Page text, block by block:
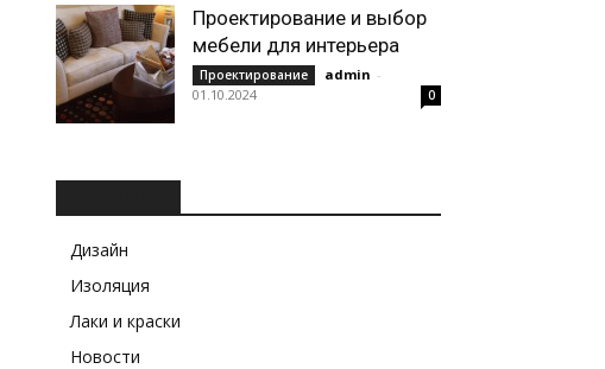
Проектирование и выбор
мебели для интерьера
Проектирование admin -
01.10.2024
0
Дизайн
Изоляция
Лаки и краски
Новости